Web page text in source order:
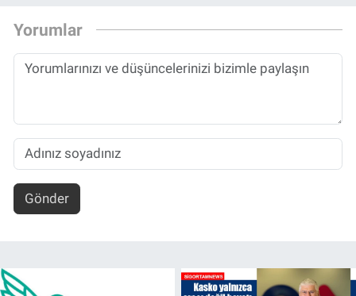
Yorumlar
Gönder